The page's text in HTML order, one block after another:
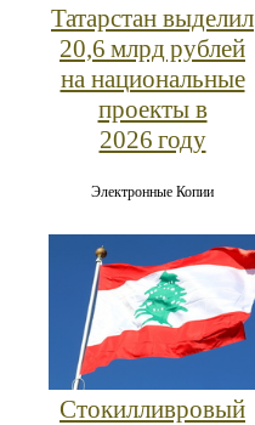
Татарстан выделил
20,6 млрд рублей
на национальные
проекты в
2026 году
Электронные Копии
Стокилливровый